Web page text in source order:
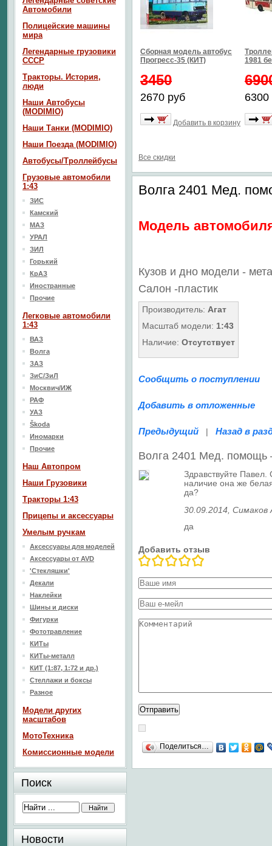
Сборная модель автобус
Прогресс-35 (КИТ)
3450
2670 руб
Добавить в корзину
1981
6300
Все скидки
Волга 2401 Мед.
Модель
Кузов и дно модели -
Салон -пластик
Производитель: Агат
Масштаб модели: 1:43
Наличие: Отсутствует
Сообщить о поступлении
Добавить в отложенные
Предыдущий | Назад в
Волга 2401 Мед.
Здравствуйте
наличие она же
да?
30.09.2014 ,
да
Добавить отзыв
Поделиться…
Автомобили
Полицейские машины
мира
Легендарные грузовики
СССР
Тракторы. История,
люди
Наши Автобусы
(MODIMIO)
Наши Танки (MODIMIO)
Наши Поезда (MODIMIO)
Автобусы/Троллейбусы
Грузовые автомобили
1:43
ЗИС
Камский
МАЗ
УРАЛ
ЗИЛ
Горький
КрАЗ
Иностранные
Прочие
Легковые автомобили
1:43
ВАЗ
Волга
ЗАЗ
ЗиС/ЗиЛ
Москвич/ИЖ
РАФ
УАЗ
Škoda
Иномарки
Прочие
Наш Aвтопром
Наши Грузовики
Тракторы 1:43
Прицепы и аксессуары
Умелым ручкам
Аксессуары для моделей
Аксессуары от AVD
'Стекляшки'
Декали
Наклейки
Шины и диски
Фигурки
Фототравление
КИТы
КИТы-металл
КИТ (1:87, 1:72 и др.)
Стеллажи и боксы
Разное
Модели других
масштабов
МотоТехника
Комиссионные модели
Поиск
Новости